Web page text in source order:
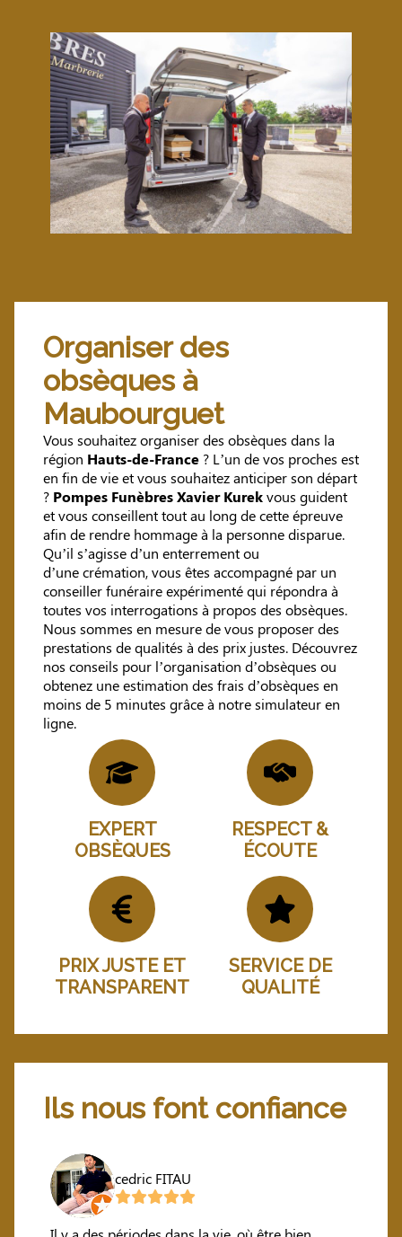
Organiser des
obsèques à
Maubourguet
Vous souhaitez organiser des obsèques dans la
région Hauts-de-France ? L’un de vos proches est
en fin de vie et vous souhaitez anticiper son départ
? Pompes Funèbres Xavier Kurekvous guident
et vous conseillent tout au long de cette épreuve
afin de rendre hommage à la personne disparue.
Qu’il s’agisse d’un enterrement ou
d’une crémation, vous êtes accompagné par un
conseiller funéraire expérimenté qui répondra à
toutes vos interrogations à propos des obsèques.
Nous sommes en mesure de vous proposer des
prestations de qualités à des prix justes. Découvrez
nos conseils pour l’organisation d’obsèques ou
obtenez une estimation des frais d’obsèques en
moins de 5 minutes grâce à notre simulateur en
ligne.
EXPERT
OBSÈQUES
RESPECT &
ÉCOUTE
PRIX JUSTE ET
TRANSPARENT
SERVICE DE
QUALITÉ
Ils nous font confiance
cedric FITAU